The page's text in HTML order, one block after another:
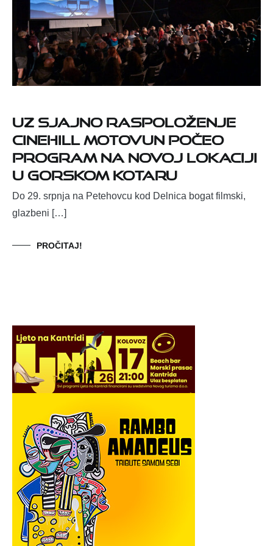
Uz sjajno raspoloženje
Cinehill Motovun počeo
program na novoj lokaciji
u Gorskom kotaru
Do 29. srpnja na Petehovcu kod Delnica bogat filmski,
glazbeni […]
PROČITAJ!